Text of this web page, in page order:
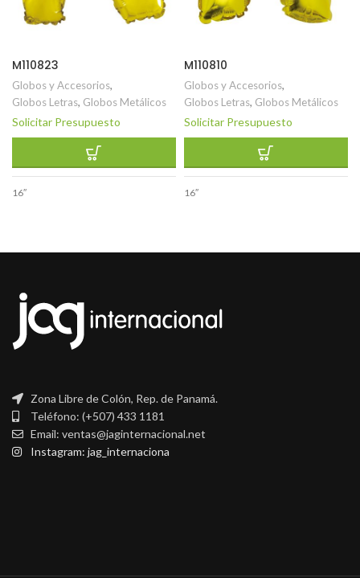
M110823
Globos y Accesorios,
Globos Letras, Globos Metálicos
Solicitar Presupuesto
16″
M110810
Globos y Accesorios,
Globos Letras, Globos Metálicos
Solicitar Presupuesto
16″
Zona Libre de Colón, Rep. de Panamá.
Teléfono: (+507) 433 1181
Email: ventas@jaginternacional.net
Instagram: jag_internaciona